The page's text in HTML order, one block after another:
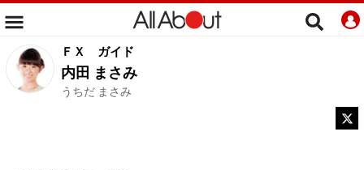
ＦＸ ガイド
内田 まさみ
うちだ まさみ